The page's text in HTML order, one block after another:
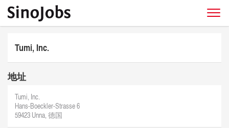
Tumi, Inc.
地址
Tumi, Inc.
Hans-Boeckler-Strasse 6
59423 Unna, 德国